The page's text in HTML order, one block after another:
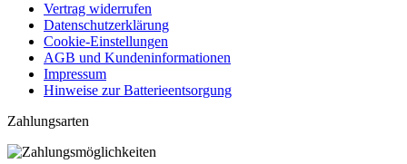
Vertrag widerrufen
Datenschutzerklärung
Cookie-Einstellungen
AGB und Kundeninformationen
Impressum
Hinweise zur Batterieentsorgung
Zahlungsarten